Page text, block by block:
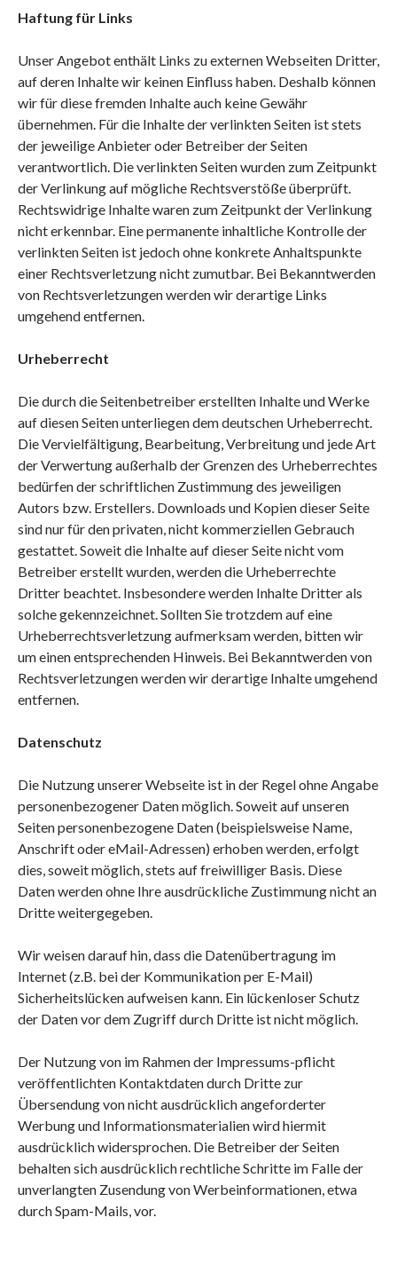
Haftung für Links
Unser Angebot enthält Links zu externen Webseiten Dritter,
auf deren Inhalte wir keinen Einfluss haben. Deshalb können
wir für diese fremden Inhalte auch keine Gewähr
übernehmen. Für die Inhalte der verlinkten Seiten ist stets
der jeweilige Anbieter oder Betreiber der Seiten
verantwortlich. Die verlinkten Seiten wurden zum Zeitpunkt
der Verlinkung auf mögliche Rechtsverstöße überprüft.
Rechtswidrige Inhalte waren zum Zeitpunkt der Verlinkung
nicht erkennbar. Eine permanente inhaltliche Kontrolle der
verlinkten Seiten ist jedoch ohne konkrete Anhaltspunkte
einer Rechtsverletzung nicht zumutbar. Bei Bekanntwerden
von Rechtsverletzungen werden wir derartige Links
umgehend entfernen.
Urheberrecht
Die durch die Seitenbetreiber erstellten Inhalte und Werke
auf diesen Seiten unterliegen dem deutschen Urheberrecht.
Die Vervielfältigung, Bearbeitung, Verbreitung und jede Art
der Verwertung außerhalb der Grenzen des Urheberrechtes
bedürfen der schriftlichen Zustimmung des jeweiligen
Autors bzw. Erstellers. Downloads und Kopien dieser Seite
sind nur für den privaten, nicht kommerziellen Gebrauch
gestattet. Soweit die Inhalte auf dieser Seite nicht vom
Betreiber erstellt wurden, werden die Urheberrechte
Dritter beachtet. Insbesondere werden Inhalte Dritter als
solche gekennzeichnet. Sollten Sie trotzdem auf eine
Urheberrechtsverletzung aufmerksam werden, bitten wir
um einen entsprechenden Hinweis. Bei Bekanntwerden von
Rechtsverletzungen werden wir derartige Inhalte umgehend
entfernen.
Datenschutz
Die Nutzung unserer Webseite ist in der Regel ohne Angabe
personenbezogener Daten möglich. Soweit auf unseren
Seiten personenbezogene Daten (beispielsweise Name,
Anschrift oder eMail-Adressen) erhoben werden, erfolgt
dies, soweit möglich, stets auf freiwilliger Basis. Diese
Daten werden ohne Ihre ausdrückliche Zustimmung nicht an
Dritte weitergegeben.
Wir weisen darauf hin, dass die Datenübertragung im
Internet (z.B. bei der Kommunikation per E-Mail)
Sicherheitslücken aufweisen kann. Ein lückenloser Schutz
der Daten vor dem Zugriff durch Dritte ist nicht möglich.
Der Nutzung von im Rahmen der Impressums-pflicht
veröffentlichten Kontaktdaten durch Dritte zur
Übersendung von nicht ausdrücklich angeforderter
Werbung und Informationsmaterialien wird hiermit
ausdrücklich widersprochen. Die Betreiber der Seiten
behalten sich ausdrücklich rechtliche Schritte im Falle der
unverlangten Zusendung von Werbeinformationen, etwa
durch Spam-Mails, vor.